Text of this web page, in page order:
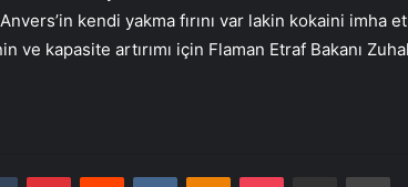
kendi yakma fırını var lakin kokaini imha
ve kapasite artırımı için Flaman Etraf Bakanı
Tumblr PinterestReddit VKontakteOdnoklassniki
Pocket E-Posta ile paylaş